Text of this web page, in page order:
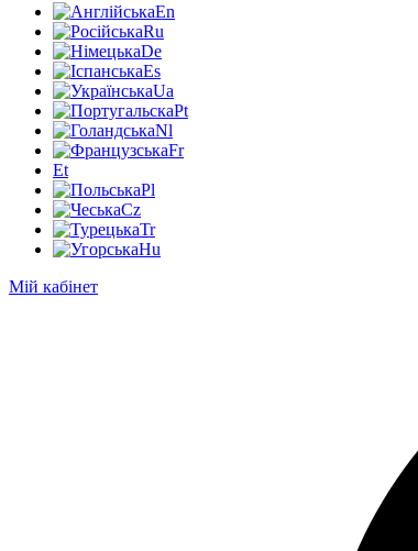
En
Ru
De
Es
Ua
Pt
Nl
Fr
Et
Pl
Cz
Tr
Hu
Мій кабінет